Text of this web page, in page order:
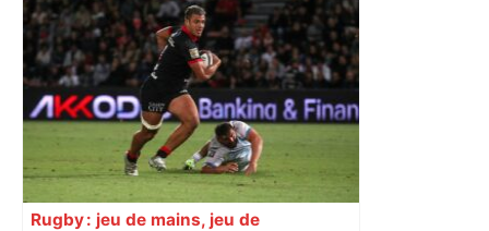
Rugby : jeu de mains, jeu de